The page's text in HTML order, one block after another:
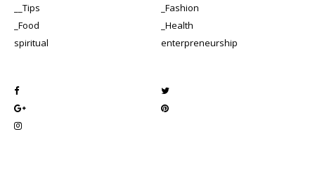
__Tips
_Fashion
_Food
_Health
spiritual
enterpreneurship